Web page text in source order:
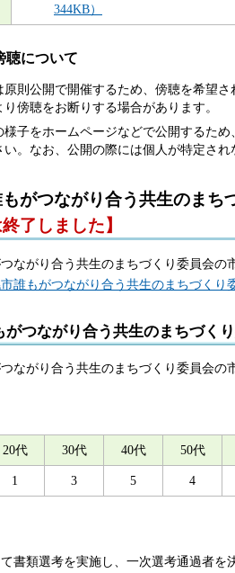
344KB）
聴について
原則公開で開催するため、傍聴を希望
り傍聴をお断りする場合があります。
様子をホームページなどで公開するた
い。なお、公開の際には個人が特定され
がつながり合う共生のまち
終了しました】
ながり合う共生のまちづくり委員会の
誰もがつながり合う共生のまちづくり
がつながり合う共生のまちづく
ながり合う共生のまちづくり委員会の
20代 30代 40代 50代
1 3 5 4
書類選考を実施し、一次選考通過者